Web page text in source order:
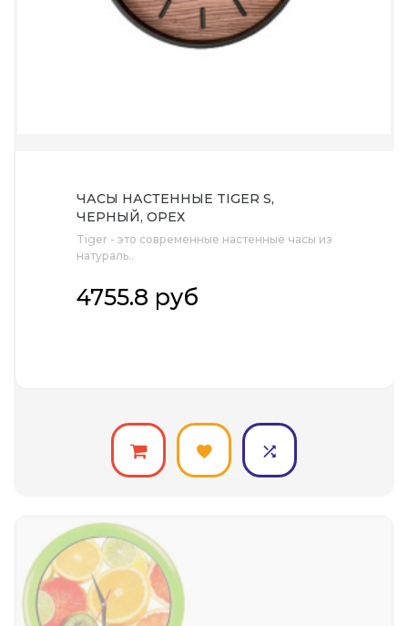
ЧАСЫ НАСТЕННЫЕ TIGER S,
ЧЕРНЫЙ, ОРЕХ
Tiger - это современные настенные часы из
натураль..
4755.8 руб